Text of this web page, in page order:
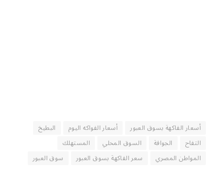
أسعار الفاكهة بسوق العبور أسعار الفواكه اليوم
البطيخ
التفاح
الجوافة السوق المحلي
المستهلك
المواطن المصري
سعر الفاكهة بسوق العبور سوق العبور